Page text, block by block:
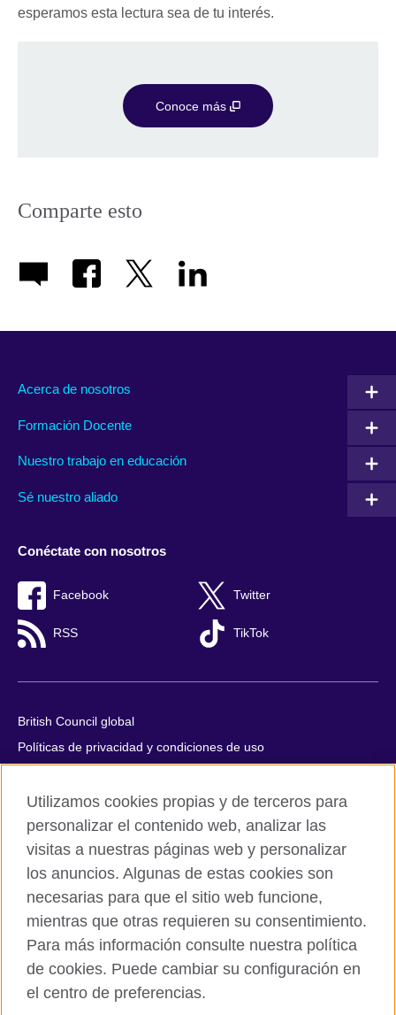
esperamos esta lectura sea de tu interés.
Conoce más
Comparte esto
Acerca de nosotros
Formación Docente
Nuestro trabajo en educación
Sé nuestro aliado
Conéctate con nosotros
Facebook Twitter
RSS TikTok
British Council global
Políticas de privacidad y condiciones de uso
Cookies
Quejas y comentarios
Mapa del sitio
© 2026 British Council
All cultural activities in Mexico are carried out by British Council
Asociados A.C., a not-for-profit entity established to undertake
cultural activities, including the promotion and diffusion of British
culture in Mexico, the fostering of cultural relations and mutual
understanding, the promotion of the English language, and the
Utilizamos cookies propias y de terceros para
personalizar el contenido web, analizar las
visitas a nuestras páginas web y personalizar
los anuncios. Algunas de estas cookies son
necesarias para que el sitio web funcione,
mientras que otras requieren su consentimiento.
Para más información consulte nuestra política
de cookies. Puede cambiar su configuración en
el centro de preferencias.